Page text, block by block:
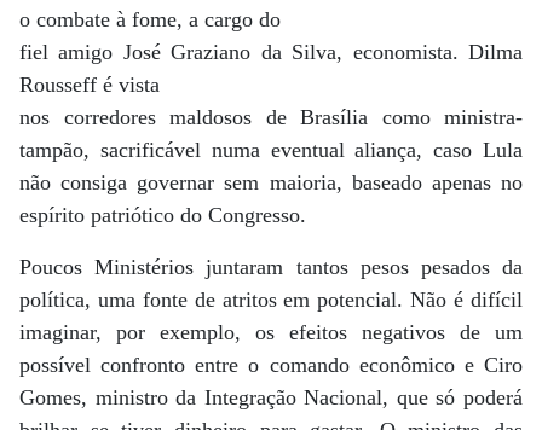
o combate à fome, a cargo do
fiel amigo José Graziano da Silva, economista. Dilma
Rousseff é vista
nos corredores maldosos de Brasília como ministra-
tampão, sacrificável numa eventual aliança, caso Lula
não consiga governar sem maioria, baseado apenas no
espírito patriótico do Congresso.
Poucos Ministérios juntaram tantos pesos pesados da
política, uma fonte de atritos em potencial. Não é difícil
imaginar, por exemplo, os efeitos negativos de um
possível confronto entre o comando econômico e Ciro
Gomes, ministro da Integração Nacional, que só poderá